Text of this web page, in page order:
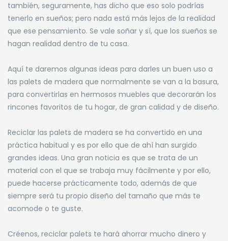
también, seguramente, has dicho que eso solo podrías
tenerlo en sueños; pero nada está más lejos de la realidad
que ese pensamiento. Se vale soñar y sí, que los sueños se
hagan realidad dentro de tu casa.
Aquí te daremos algunas ideas para darles un buen uso a
las palets de madera que normalmente se van a la basura,
para convertirlas en hermosos muebles que decorarán los
rincones favoritos de tu hogar, de gran calidad y de diseño.
Reciclar las palets de madera se ha convertido en una
práctica habitual y es por ello que de ahí han surgido
grandes ideas. Una gran noticia es que se trata de un
material con el que se trabaja muy fácilmente y por ello,
puede hacerse prácticamente todo, además de que
siempre será tu propio diseño del tamaño que más te
acomode o te guste.
Créenos, reciclar palets te hará ahorrar mucho dinero y